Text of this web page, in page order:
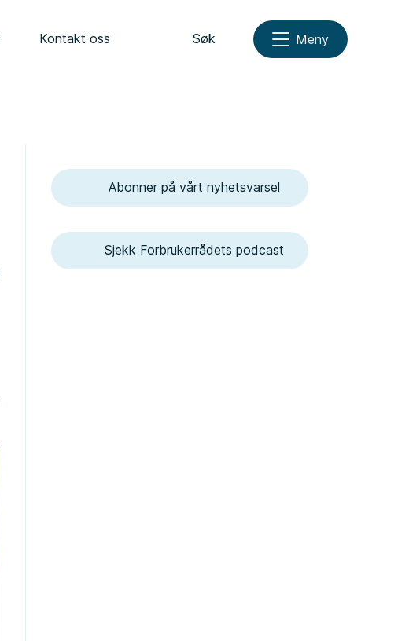
Kontakt oss Søk Meny
Abonner på vårt nyhetsvarsel
Sjekk Forbrukerrådets podcast